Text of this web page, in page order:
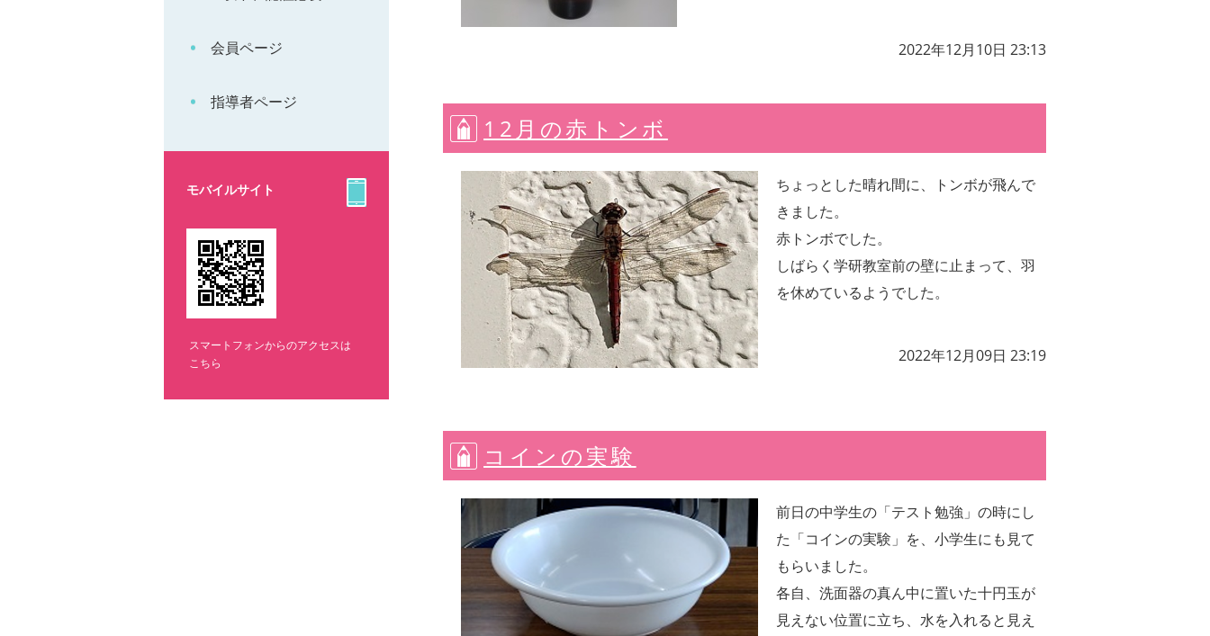
2022年12月10日 23:13
12月の赤トンボ
ちょっとした晴れ間に、トンボが飛んで
きました。
赤トンボでした。
しばらく学研教室前の壁に止まって、羽
を休めているようでした。
2022年12月09日 23:19
コインの実験
前日の中学生の「テスト勉強」の時にし
た「コインの実験」を、小学生にも見て
もらいました。
各自、洗面器の真ん中に置いた十円玉が
見えない位置に立ち、水を入れると見え
会員ページ
指導者ページ
モバイルサイト
スマートフォンからのアクセスは
こちら